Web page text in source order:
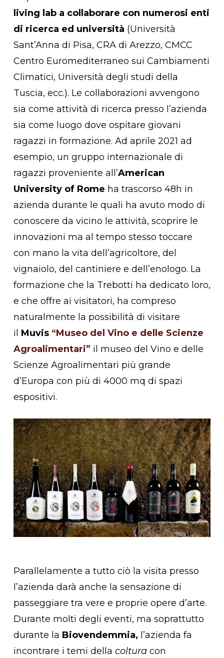
living lab a collaborare con numerosi enti
di ricerca ed università (Università
Sant’Anna di Pisa, CRA di Arezzo, CMCC
Centro Euromediterraneo sui Cambiamenti
Climatici, Università degli studi della
Tuscia, ecc.). Le collaborazioni avvengono
sia come attività di ricerca presso l’azienda
sia come luogo dove ospitare giovani
ragazzi in formazione. Ad aprile 2021 ad
esempio, un gruppo internazionale di
ragazzi proveniente all’American
University of Rome ha trascorso 48h in
azienda durante le quali ha avuto modo di
conoscere da vicino le attività, scoprire le
innovazioni ma al tempo stesso toccare
con mano la vita dell’agricoltore, del
vignaiolo, del cantiniere e dell’enologo. La
formazione che la Trebotti ha dedicato loro,
e che offre ai visitatori, ha compreso
naturalmente la possibilità di visitare
il Muvis “Museo del Vino e delle Scienze
Agroalimentari” il museo del Vino e delle
Scienze Agroalimentari più grande
d’Europa con più di 4000 mq di spazi
espositivi.
Parallelamente a tutto ciò la visita presso
l’azienda darà anche la sensazione di
passeggiare tra vere e proprie opere d’arte.
Durante molti degli eventi, ma soprattutto
durante la Biovendemmia, l’azienda fa
incontrare i temi della colturacon